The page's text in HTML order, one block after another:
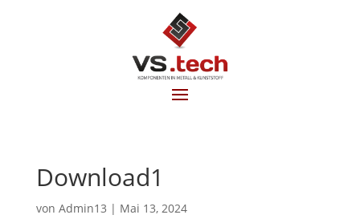
Download1
von Admin13 | Mai 13, 2024